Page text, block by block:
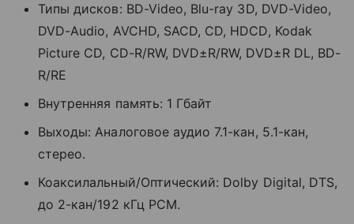
Типы дисков: BD-Video, Blu-ray 3D, DVD-Video,
DVD-Audio, AVCHD, SACD, CD, HDCD, Kodak
Picture CD, CD-R/RW, DVD±R/RW, DVD±R DL, BD-
R/RE
Внутренняя память: 1 Гбайт
Выходы: Аналоговое аудио 7.1-кан, 5.1-кан,
стерео.
Коаксилальный/Оптический: Dolby Digital, DTS,
до 2-кан/192 кГц PCM.